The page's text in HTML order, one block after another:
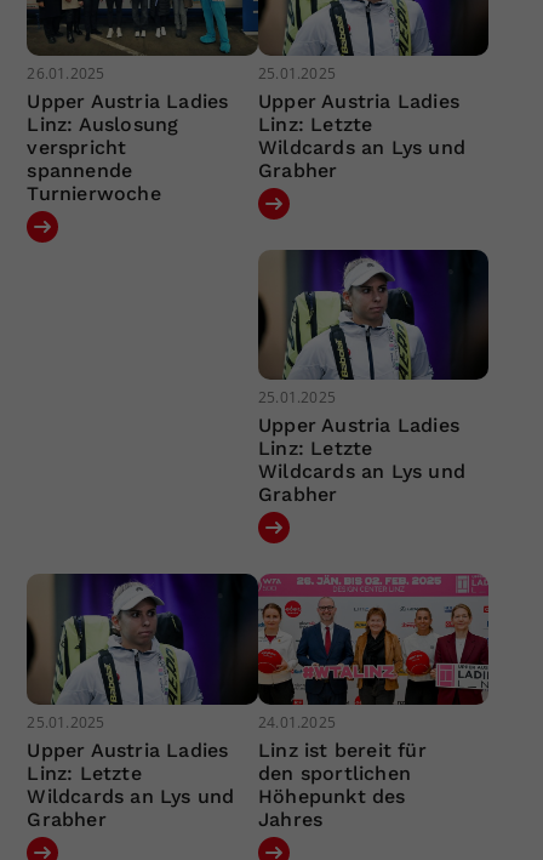
26.01.2025
Upper Austria Ladies
Linz: Auslosung
verspricht
spannende
Turnierwoche
25.01.2025
Upper Austria Ladies
Linz: Letzte
Wildcards an Lys und
Grabher
25.01.2025
Upper Austria Ladies
Linz: Letzte
Wildcards an Lys und
Grabher
25.01.2025
Upper Austria Ladies
Linz: Letzte
Wildcards an Lys und
Grabher
24.01.2025
Linz ist bereit für
den sportlichen
Höhepunkt des
Jahres